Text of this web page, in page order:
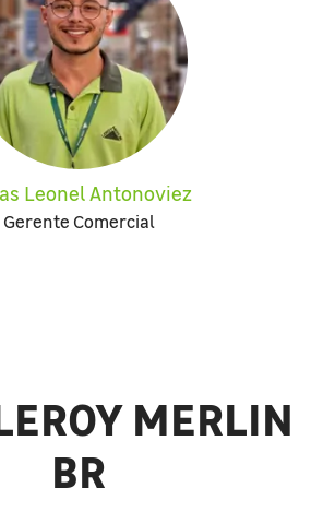
Leonel Antonoviez
Gerente Comercial
MERLIN
BR